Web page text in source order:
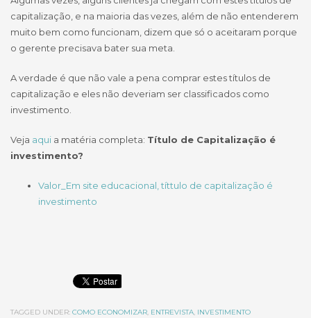
capitalização, e na maioria das vezes, além de não entenderem
muito bem como funcionam, dizem que só o aceitaram porque
o gerente precisava bater sua meta.
A verdade é que não vale a pena comprar estes títulos de
capitalização e eles não deveriam ser classificados como
investimento.
Veja aqui a matéria completa: Título de Capitalização é
investimento?
Valor_Em site educacional, títtulo de capitalização é
investimento
TAGGED UNDER: COMO ECONOMIZAR, ENTREVISTA, INVESTIMENTO